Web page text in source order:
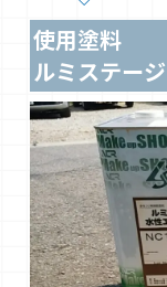
使用塗料
ルミステージ